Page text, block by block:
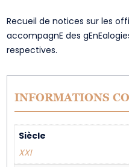
Recueil de notices sur les
accompagnE des
respectives.
INFORMATIONS
Siècle
XXI